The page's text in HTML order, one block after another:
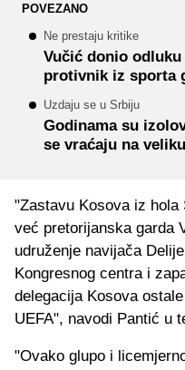
POVEZANO
Ne prestaju kritike
Vučić donio
protivnik iz sporta
Uzdaju se u Srbiju
Godinama su
se vraćaju na
"Zastavu Kosova iz
već pretorijanska garda
udruženje navijača
Kongresnog centra i
delegacija Kosova
UEFA", navodi Pantić u
"Ovako glupo i